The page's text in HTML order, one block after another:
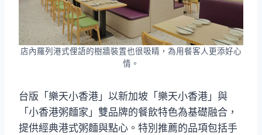
店內羅列港式俚語的樹牆裝置也很吸睛，為用餐客人更添好心
情。
台版「樂天小香港」以新加坡「樂天小香港」與
「小香港粥麵家」雙品牌的餐飲特色為基礎融合，
提供經典港式粥麵與點心。特別推薦的品項包括手